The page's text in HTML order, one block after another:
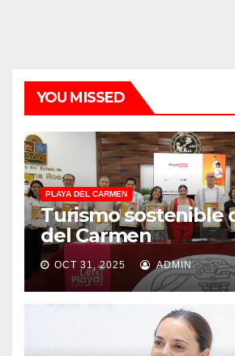
YOU MISSED
PLAYA DEL CARMEN
Turismo sostenible
del Carmen
OCT 31, 2025 ADMIN